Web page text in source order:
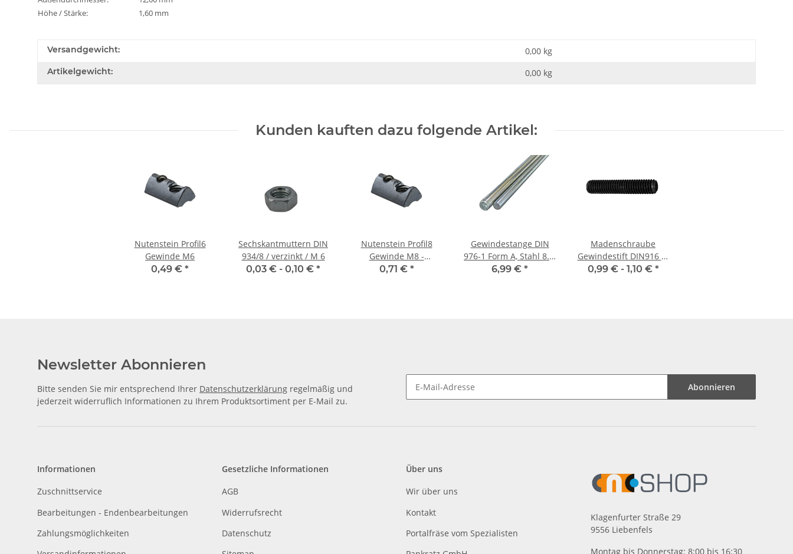
Höhe / Stärke:
1,60 mm
Versandgewicht: 0,00 kg
Artikelgewicht: 0,00 kg
Kunden kauften dazu folgende Artikel:
Nutenstein Profil6
Gewinde M6
0,49 € *
Sechskantmuttern DIN
934/8 / verzinkt / M 6
0,03 € - 0,10 € *
Nutenstein Profil8
Gewinde M8 -
einschwenkbar mit
0,71 € *
Gewindestange DIN
976-1 Form A, Stahl 8.8,
verzinkt, M10 × 1000
6,99 € *
Madenschraube
Gewindestift DIN916 M
6x 8 Ringschneide 10x
0,99 € - 1,10 € *
Newsletter Abonnieren
Bitte senden Sie mir entsprechend Ihrer Datenschutzerklärung regelmäßig und
jederzeit widerruflich Informationen zu Ihrem Produktsortiment per E-Mail zu.
Abonnieren
Informationen
Zuschnittservice
Bearbeitungen - Endenbearbeitungen
Zahlungsmöglichkeiten
Gesetzliche Informationen
AGB
Widerrufsrecht
Datenschutz
Über uns
Wir über uns
Kontakt
Portalfräse vom Spezialisten
Klagenfurter Straße 29
9556 Liebenfels
Montag bis Donnerstag: 8:00 bis 16:30